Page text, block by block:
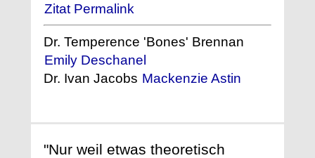
Zitat Permalink
Dr. Temperence 'Bones' Brennan
Emily Deschanel
Dr. Ivan Jacobs Mackenzie Astin
"Nur weil etwas theoretisch